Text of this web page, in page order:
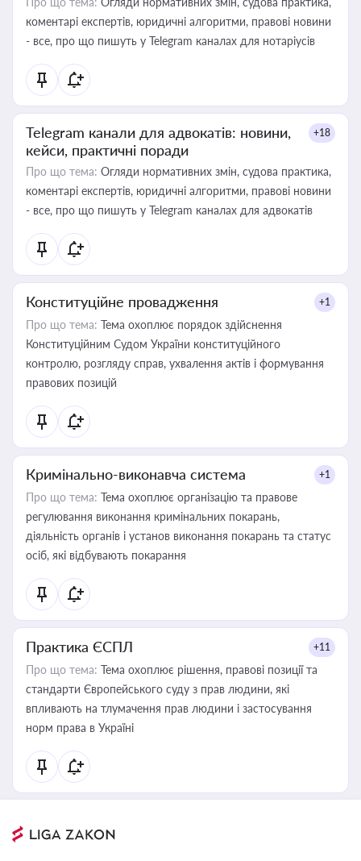
коментарі експертів, юридичні алгоритми, правові новини
- все, про що пишуть у Telegram каналах для нотаріусів
Telegram канали для адвокатів: новини,
кейси, практичні поради
+18
Про що тема: Огляди нормативних змін, судова практика,
коментарі експертів, юридичні алгоритми, правові новини
- все, про що пишуть у Telegram каналах для адвокатів
Конституційне провадження +1
Про що тема: Тема охоплює порядок здійснення
Конституційним Судом України конституційного
контролю, розгляду справ, ухвалення актів і формування
правових позицій
Кримінально-виконавча система +1
Про що тема: Тема охоплює організацію та правове
регулювання виконання кримінальних покарань,
діяльність органів і установ виконання покарань та статус
осіб, які відбувають покарання
Практика ЄСПЛ +11
Про що тема: Тема охоплює рішення, правові позиції та
стандарти Європейського суду з прав людини, які
впливають на тлумачення прав людини і застосування
норм права в Україні